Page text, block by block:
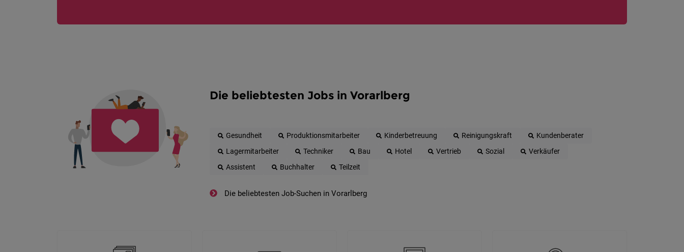
Die beliebtesten Jobs in Vorarlberg
Gesundheit Produktionsmitarbeiter Kinderbetreuung Reinigungskraft
Kundenberater
Lagermitarbeiter
Techniker Bau Hotel Vertrieb Sozial
Verkäufer
Assistent
Buchhalter Teilzeit
Die beliebtesten Job-Suchen in Vorarlberg